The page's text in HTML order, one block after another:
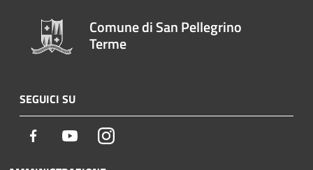
Comune di San Pellegrino
Terme
SEGUICI SU
Facebook YoutubeInstagram